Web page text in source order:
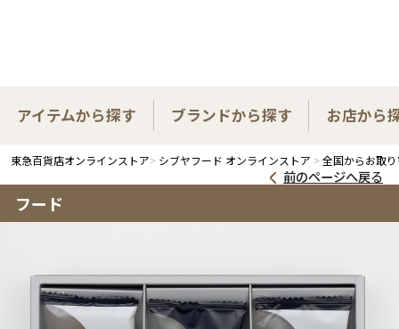
アイテムから探す ブランドから探す お店から
東急百貨店オンラインストア シブヤフード オンラインストア 全国からお取
前のページへ戻る
フード